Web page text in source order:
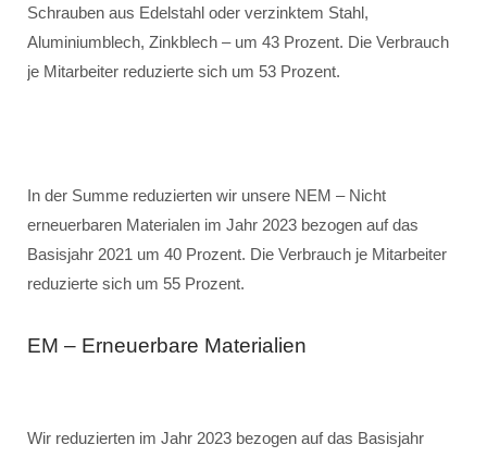
Schrauben aus Edelstahl oder verzinktem Stahl,
Aluminiumblech, Zinkblech – um 43 Prozent. Die Verbrauch
je Mitarbeiter reduzierte sich um 53 Prozent.
In der Summe reduzierten wir unsere NEM – Nicht
erneuerbaren Materialen im Jahr 2023 bezogen auf das
Basisjahr 2021 um 40 Prozent. Die Verbrauch je Mitarbeiter
reduzierte sich um 55 Prozent.
EM – Erneuerbare Materialien
Wir reduzierten im Jahr 2023 bezogen auf das Basisjahr